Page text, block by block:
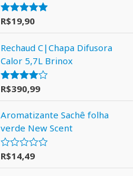
Avaliação
R$19,90
Rechaud C|Chapa Difusora
Calor 5,7L Brinox
Avaliação
R$390,99
Aromatizante Sachê folha
verde New Scent
A
R$14,49